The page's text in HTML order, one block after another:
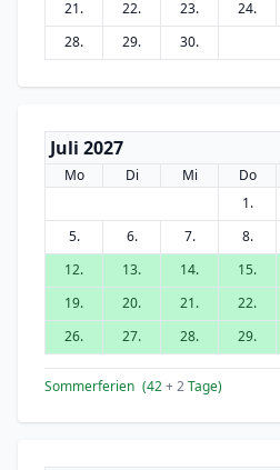
21.
22. 23. 24.
28.
29. 30.
Juli 2027
Mo Di Mi Do
1.
5.
6. 7. 8.
12.
13. 14. 15.
19.
20. 21. 22.
26.
27. 28. 29.
Sommerferien (42+ 2Tage)